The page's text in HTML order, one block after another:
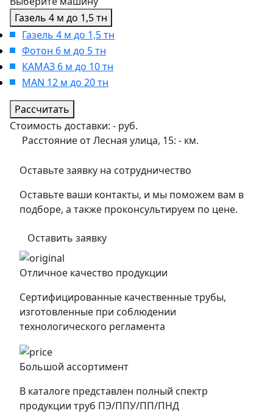
Газель 4 м до 1,5 тн
Газель 4 м до 1,5 тн
Фотон 6 м до 5 тн
КАМАЗ 6 м до 10 тн
MAN 12 м до 20 тн
Рассчитать
Стоимость доставки: - руб.
Расстояние от Лесная улица, 15: - км.
Оставьте заявку на сотрудничество
Оставьте ваши контакты, и мы поможем вам в
подборе, а также проконсультируем по цене.
Оставить заявку
Отличное качество продукции
Сертифицированные качественные трубы,
изготовленные при соблюдении
технологического регламента
Большой ассортимент
В каталоге представлен полный спектр
продукции труб ПЭ/ППУ/ПП/ПНД